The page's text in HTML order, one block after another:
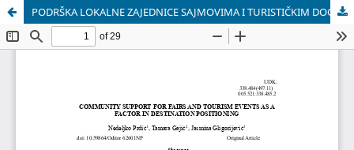
PODRŠKA LOKALNE ZAJEDNICE SAJMOVIMA I TURISTIČKIM DOGAĐAJIMA KAO FAKTOR POZICIONIRANJA DESTINACIJE